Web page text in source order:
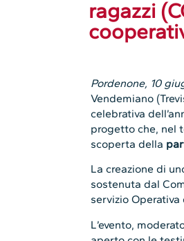
ragazzi
Pordenone, 10
Vendemiano
celebrativa
progetto che, nel
scoperta della
La creazione di
sostenuta dal
servizio Operativa
L’evento,